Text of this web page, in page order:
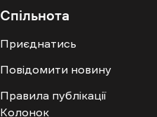
Спільнота
Приєднатись
Повідомити новину
Правила публікації
Колонок